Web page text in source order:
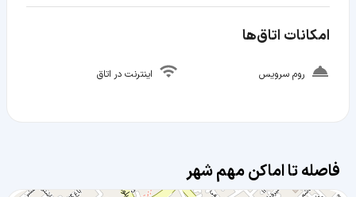
امکانات اتاق‌ها
روم سرویس اینترنت در اتاق
فاصله تا اماکن مهم شهر